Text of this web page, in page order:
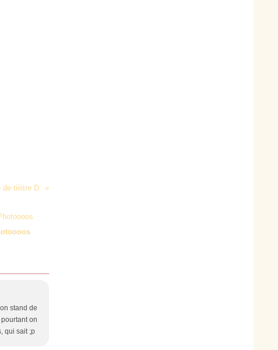
de tiiiitre D:
stand de
on
qui sait ;p